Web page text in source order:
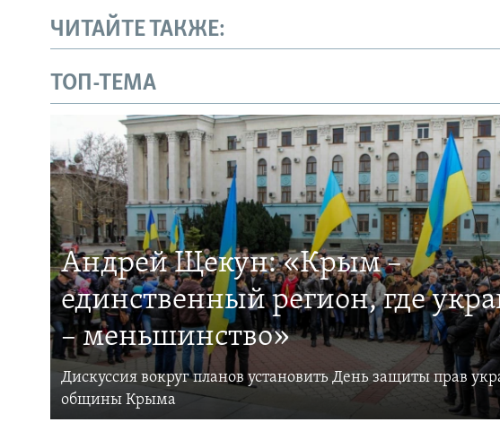
ЧИТАЙТЕ ТАКЖЕ:
ТОП-ТЕМА
Андрей Щекун: «Крым –
единственный регион, где
– меньшинство»
Дискуссия вокруг планов установить День защиты прав
общины Крыма